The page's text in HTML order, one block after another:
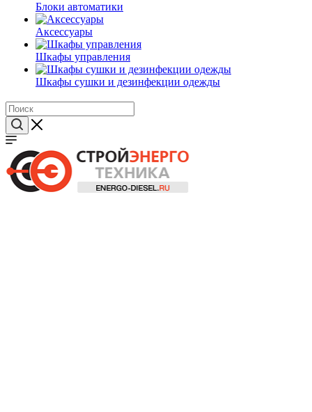
Блоки автоматики
Аксессуары
Шкафы управления
Шкафы сушки и дезинфекции одежды